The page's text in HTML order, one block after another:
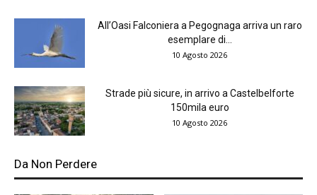
All’Oasi Falconiera a Pegognaga arriva un raro
esemplare di...
10 Agosto 2026
Strade più sicure, in arrivo a Castelbelforte
150mila euro
10 Agosto 2026
Da Non Perdere